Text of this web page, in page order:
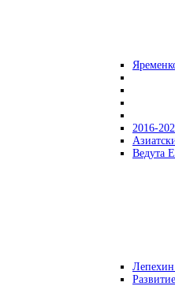
2016-
Ведута